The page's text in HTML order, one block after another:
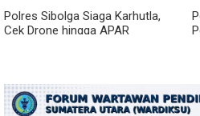
Polres Sibolga Siaga Karhutla,
Cek Drone hingga APAR